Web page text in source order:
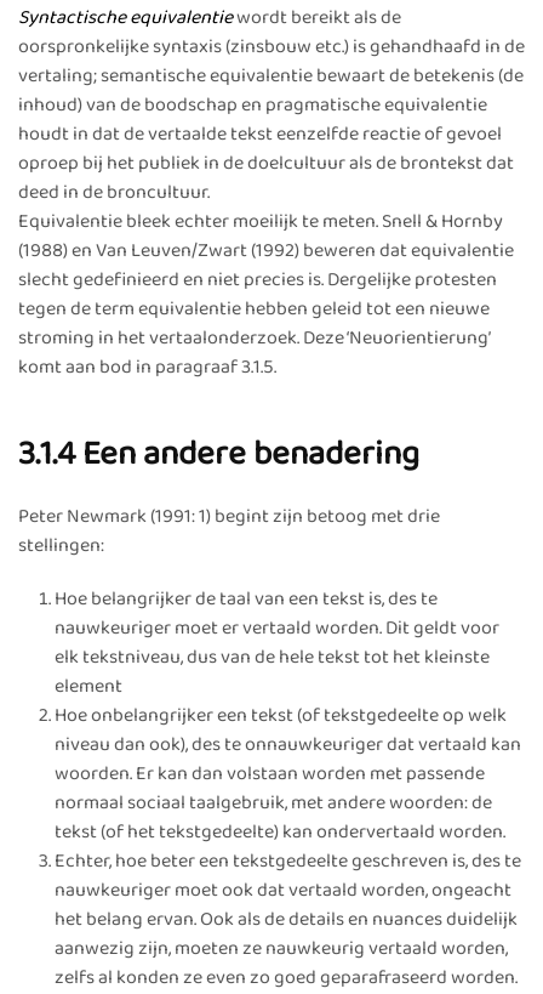
Syntactische equivalentiewordt bereikt als de
oorspronkelijke syntaxis (zinsbouw etc.) is gehandhaafd in de
vertaling; semantische equivalentie bewaart de betekenis (de
inhoud) van de boodschap en pragmatische equivalentie
houdt in dat de vertaalde tekst eenzelfde reactie of gevoel
oproep bij het publiek in de doelcultuur als de brontekst dat
deed in de broncultuur.
Equivalentie bleek echter moeilijk te meten. Snell & Hornby
(1988) en Van Leuven/Zwart (1992) beweren dat equivalentie
slecht gedefinieerd en niet precies is. Dergelijke protesten
tegen de term equivalentie hebben geleid tot een nieuwe
stroming in het vertaalonderzoek. Deze ‘Neuorientierung’
komt aan bod in paragraaf 3.1.5.
3.1.4 Een andere benadering
Peter Newmark (1991: 1) begint zijn betoog met drie
stellingen:
Hoe belangrijker de taal van een tekst is, des te
nauwkeuriger moet er vertaald worden. Dit geldt voor
elk tekstniveau, dus van de hele tekst tot het kleinste
element
Hoe onbelangrijker een tekst (of tekstgedeelte op welk
niveau dan ook), des te onnauwkeuriger dat vertaald kan
woorden. Er kan dan volstaan worden met passende
normaal sociaal taalgebruik, met andere woorden: de
tekst (of het tekstgedeelte) kan ondervertaald worden.
Echter, hoe beter een tekstgedeelte geschreven is, des te
nauwkeuriger moet ook dat vertaald worden, ongeacht
het belang ervan. Ook als de details en nuances duidelijk
aanwezig zijn, moeten ze nauwkeurig vertaald worden,
zelfs al konden ze even zo goed geparafraseerd worden.